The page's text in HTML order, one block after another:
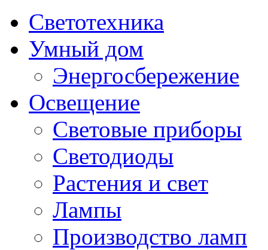
Светотехника
Умный дом
Энергосбережение
Освещение
Световые приборы
Светодиоды
Растения и свет
Лампы
Производство ламп